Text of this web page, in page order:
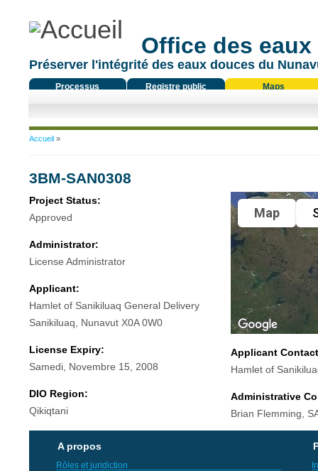
Office des
Préserver l'intégrité des eaux douces du
Processus
Registre public Maps
Vous êtes ici
Accueil»
3BM-SAN0308
Project Status:
Approved
Administrator:
License Administrator
Applicant:
Hamlet of Sanikiluaq General Delivery
Sanikiluaq, Nunavut X0A 0W0
License Expiry:
Samedi, Novembre 15, 2008
DIO Region:
Qikiqtani
Map
Applicant
Hamlet of
Administrative
Brian Flemming,
A propos
Rôles et juridiction